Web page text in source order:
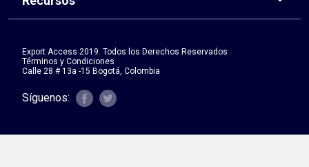
Export Access 2019. Todos los Derechos Reservados
Términos y Condiciones
Calle 28 # 13a -15 Bogotá, Colombia
Síguenos: